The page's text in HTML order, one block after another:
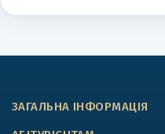
ЗАГАЛЬНА ІНФОРМАЦІЯ